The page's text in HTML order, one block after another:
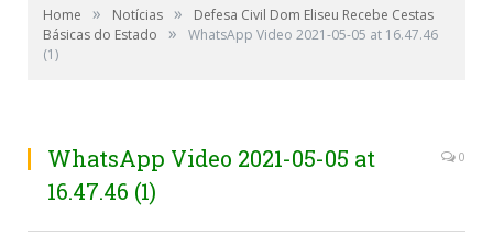
Home » Notícias »
Defesa Civil Dom Eliseu Recebe Cestas
Básicas do Estado
»
WhatsApp Video 2021-05-05 at 16.47.46
(1)
WhatsApp Video 2021-05-05 at
16.47.46 (1)
0